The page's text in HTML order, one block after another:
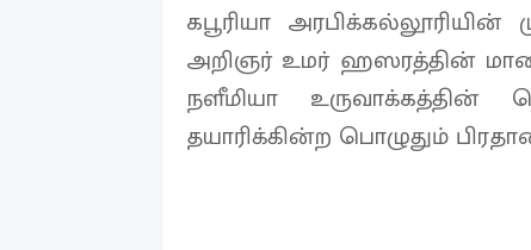
கபூரியா
அறிஞர் உமர் ஹஸரத்தின்
நளீமியா உருவாக்கத்தின்
தயாரிக்கின்ற பொழுதும்